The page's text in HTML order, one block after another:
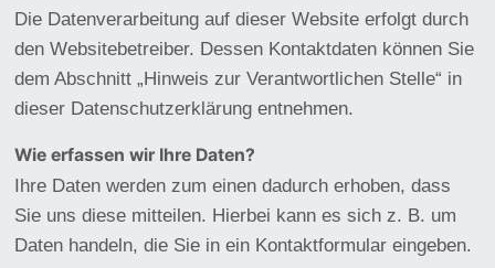
Die Datenverarbeitung auf dieser Website erfolgt durch
den Websitebetreiber. Dessen Kontaktdaten können Sie
dem Abschnitt „Hinweis zur Verantwortlichen Stelle“ in
dieser Datenschutzerklärung entnehmen.
Wie erfassen wir Ihre Daten?
Ihre Daten werden zum einen dadurch erhoben, dass
Sie uns diese mitteilen. Hierbei kann es sich z. B. um
Daten handeln, die Sie in ein Kontaktformular eingeben.